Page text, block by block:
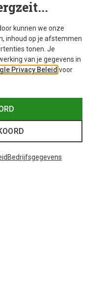
89,95
S M L
kunnen we onze
inhoud op je afstemmen
tonen. Je
van je gegevens in
Privacy Beleid voor
Bedrijfsgegevens